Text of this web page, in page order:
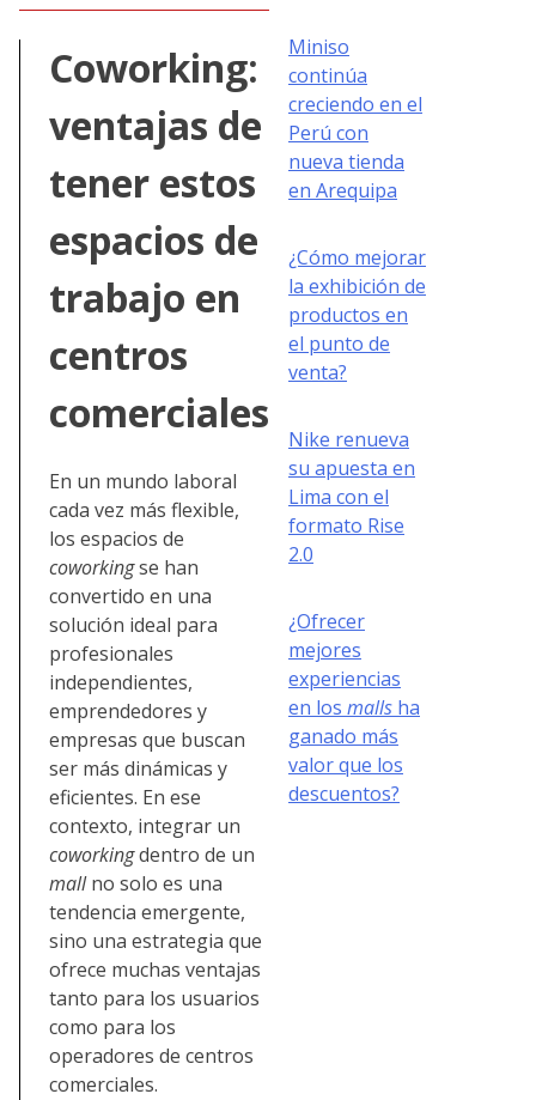
Coworking:
ventajas de
tener estos
espacios de
trabajo en
centros
comerciales
En un mundo laboral
cada vez más flexible,
los espacios de
coworkingse han
convertido en una
solución ideal para
profesionales
independientes,
emprendedores y
empresas que buscan
ser más dinámicas y
eficientes. En ese
contexto, integrar un
coworkingdentro de un
mallno solo es una
tendencia emergente,
sino una estrategia que
ofrece muchas ventajas
tanto para los usuarios
como para los
operadores de centros
comerciales.
Miniso
continúa
creciendo en el
Perú con
nueva tienda
en Arequipa
¿Cómo mejorar
la exhibición de
productos en
el punto de
venta?
Nike renueva
su apuesta en
Lima con el
formato Rise
2.0
¿Ofrecer
mejores
experiencias
en los malls ha
ganado más
valor que los
descuentos?